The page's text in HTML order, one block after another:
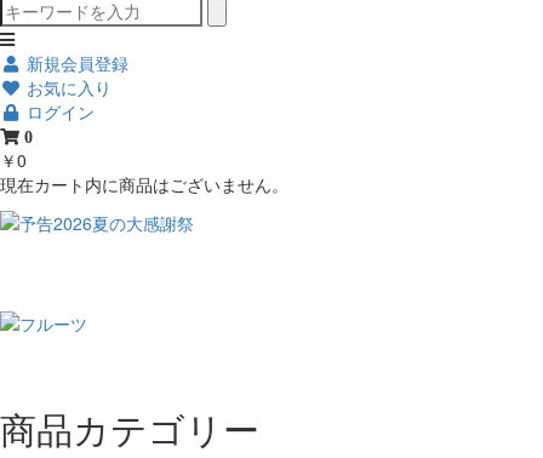
新規会員登録
お気に入り
ログイン
0
￥0
現在カート内に商品はございません。
商品カテゴリー